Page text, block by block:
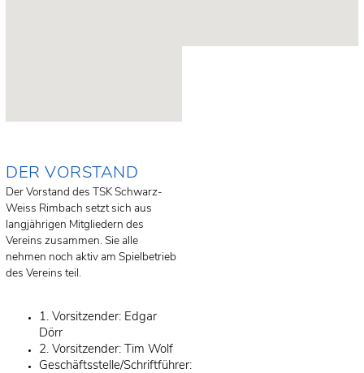
DER VORSTAND
Der Vorstand des TSK Schwarz-
Weiss Rimbach setzt sich aus
langjährigen Mitgliedern des
Vereins zusammen. Sie alle
nehmen noch aktiv am Spielbetrieb
des Vereins teil.
1. Vorsitzender: Edgar
Dörr
2. Vorsitzender: Tim Wolf
Geschäftsstelle/Schriftführer: